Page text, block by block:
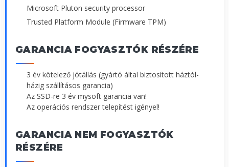
Microsoft Pluton security processor
Trusted Platform Module (Firmware TPM)
GARANCIA FOGYASZTÓK RÉSZÉRE
3 év kötelező jótállás (gyártó által biztosított háztól-
házig szállításos garancia)
Az SSD-re 3 év mysoft garancia van!
Az operációs rendszer telepítést igényel!
GARANCIA NEM FOGYASZTÓK
RÉSZÉRE